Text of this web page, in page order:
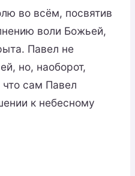
во всём, посвятив
воли Божьей,
Павел не
но, наоборот,
что сам Павел
к небесному